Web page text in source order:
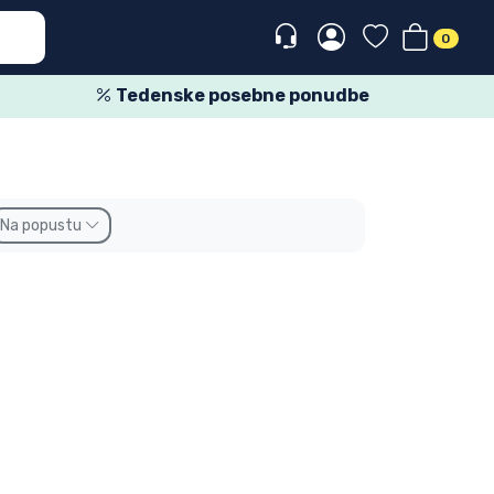
0
Tedenske posebne ponudbe
Na popustu